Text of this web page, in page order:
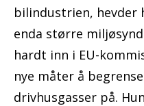
bilindustrien, hevder
enda større
hardt inn i EU-
nye måter å
drivhusgasser på.